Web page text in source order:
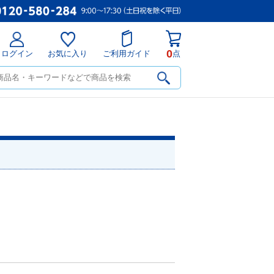
ログイン お気に入り ご利用ガイド 0点